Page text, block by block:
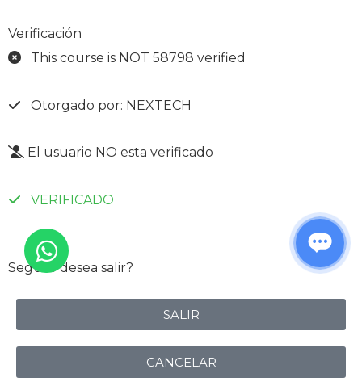
Verificación
This course is NOT 58798 verified
Otorgado por: NEXTECH
El usuario NO esta verificado
VERIFICADO
Seguro desea salir?
SALIR
CANCELAR